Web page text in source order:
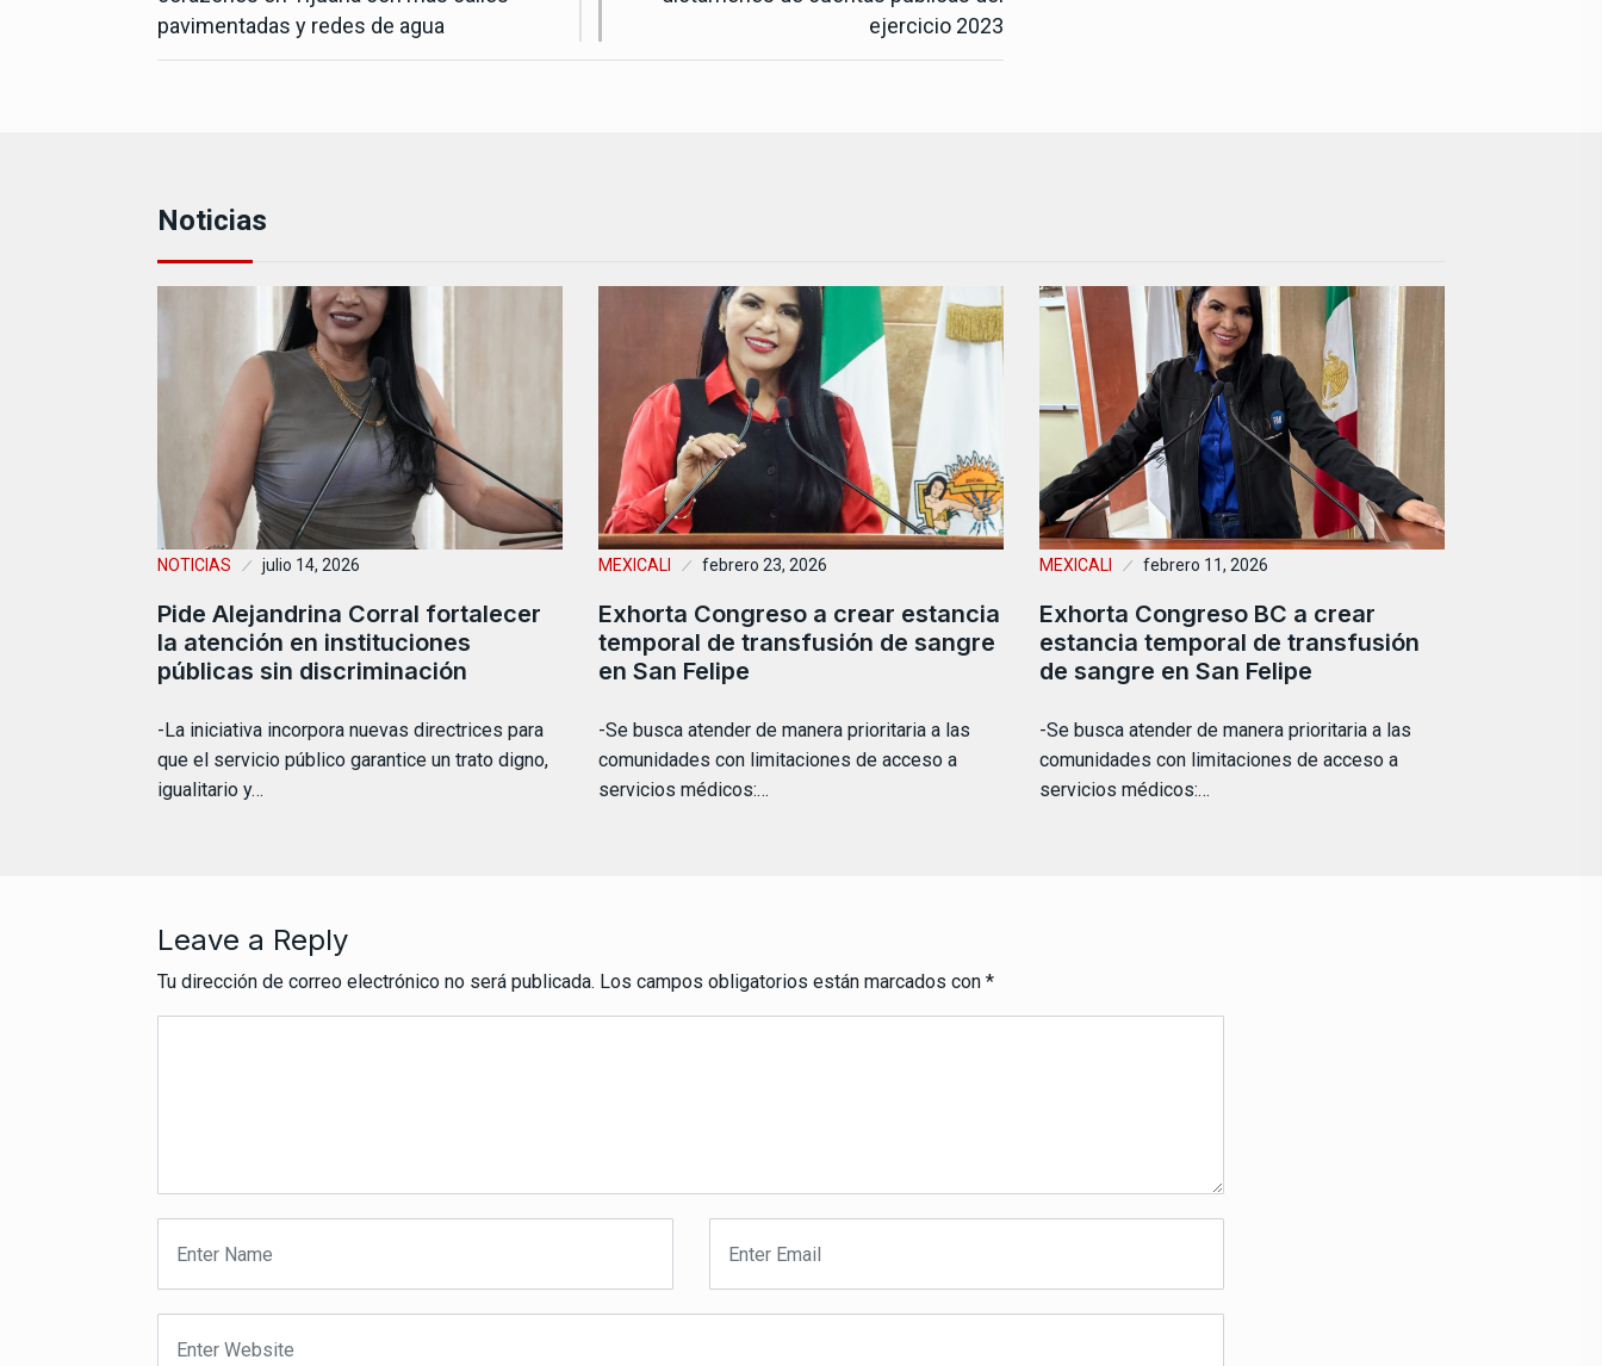
pavimentadas y redes de agua
ejercicio 2023
Noticias
NOTICIAS julio 14, 2026
Pide Alejandrina Corral fortalecer
la atención en instituciones
públicas sin discriminación
-La iniciativa incorpora nuevas directrices para
que el servicio público garantice un trato digno,
igualitario y…
MEXICALI febrero 23, 2026
Exhorta Congreso a crear estancia
temporal de transfusión de sangre
en San Felipe
-Se busca atender de manera prioritaria a las
comunidades con limitaciones de acceso a
servicios médicos:…
MEXICALI febrero 11, 2026
Exhorta Congreso BC a crear
estancia temporal de transfusión
de sangre en San Felipe
-Se busca atender de manera prioritaria a las
comunidades con limitaciones de acceso a
servicios médicos:…
Leave a Reply
Tu dirección de correo electrónico no será publicada. Los campos obligatorios están marcados con *